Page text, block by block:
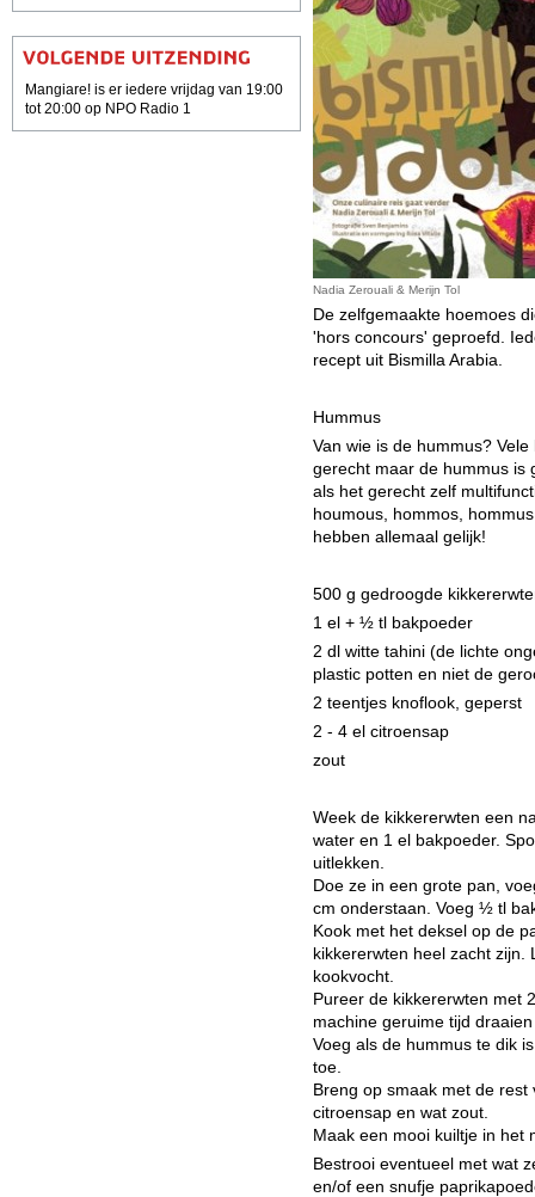
Mangiare! is er iedere vrijdag van 19:00
tot 20:00 op NPO Radio 1
Nadia Zerouali & Merijn Tol
De zelfgemaakte hoemoes
'hors concours' geproefd.
recept uit Bismilla Arabia.
Hummus
Van wie is de hummus?
gerecht maar de hummus is
als het gerecht zelf
houmous, hommos,
hebben allemaal gelijk!
500 g gedroogde
1 el + ½ tl bakpoeder
2 dl witte tahini (de lichte
plastic potten en niet de
2 teentjes knoflook, geperst
2 - 4 el citroensap
zout
Week de kikkererwten een
water en 1 el bakpoeder.
uitlekken.
Doe ze in een grote pan,
cm onderstaan. Voeg ½ tl
Kook met het deksel op de
kikkererwten heel zacht zijn.
kookvocht.
Pureer de kikkererwten met
machine geruime tijd
Voeg als de hummus te dik
toe.
Breng op smaak met de
citroensap en wat zout.
Maak een mooi kuiltje in het
Bestrooi eventueel met wat
en/of een snufje